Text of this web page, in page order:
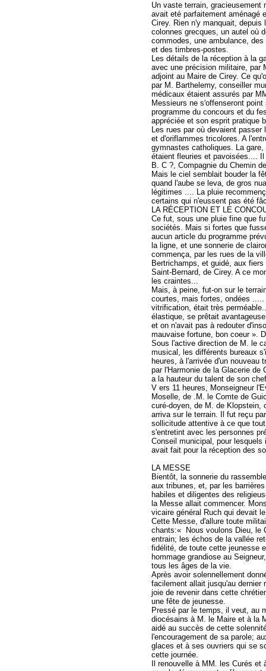
Un vaste terrain,
avait eté parfaitement aménagé
Cirey. Rien n'y manquait,
colonnes grecques, un autel où
commodes, une ambulance,
et des timbres-postes.
Les détails de la réception à la
avec une précision militaire, par
adjoint au Maire de Cirey. Ce
par M. Barthelemy, conseiller
médicaux étaient assurés par
Messieurs ne s'offenseront
programme du concours et du
appréciée et son esprit pratique
Les rues par où devaient
et d'oriflammes tricolores. A
gymnastes catholiques. La
étaient fleuries et pavoisées....
B. C ?, Compagnie du Chemin
Mais le ciel semblait bouder la
quand l'aube se leva, de gros
légitimes .... La pluie
certains qui n'eussent pas été
LA RÉCEPTION ET LE
Ce fut, sous une pluie fine que
sociétés. Mais si fortes que
aucun article du programme
la ligne, et une sonnerie de
commença, par les rues de la
Bertrichamps, et guidé, aux
Saint-Bernard, de Cirey. A ce
les craintes...
Mais, à peine, fut-on sur le
courtes, mais fortes, ondées
vitrification, était très
élastique, se prêtait
et on n'avait pas à redouter
mauvaise fortune, bon coeur ».
Sous l'active direction de M. le
musical, les différents bureaux
heures, à l'arrivée d'un nouveau
par l'Harmonie de la Glacerie de
a la hauteur du talent de son
V ers 11 heures, Monseigneur
Moselle, de .M. le Comte de
curé-doyen, de M. de Klopstein,
arriva sur le terrain. Il fut reçu
sollicitude attentive à ce que
s'entretint avec les personnes
Conseil municipal, pour
avait fait pour la réception des
LA MESSE
Bientôt, la sonnerie du
aux tribunes, et, par les
habiles et diligentes des
la Messe allait commencer.
vicaire général Ruch qui devait
Cette Messe, d'allure toute
chants:« Nous voulons Dieu, le
entrain; les échos de la vallée
fidélité, de toute cette jeunesse
hommage grandiose au
tous les âges de la vie.
Après avoir solennellement
facilement allait jusqu'au dernier
joie de revenir dans cette
une fête de jeunesse.
Pressé par le temps, il veut, au
diocésains à M. le Maire et à la
aidé au succès de cette
l'encouragement de sa parole;
glaces et à ses ouvriers qui se
cette journée.
Il renouvelle à MM. les Curés